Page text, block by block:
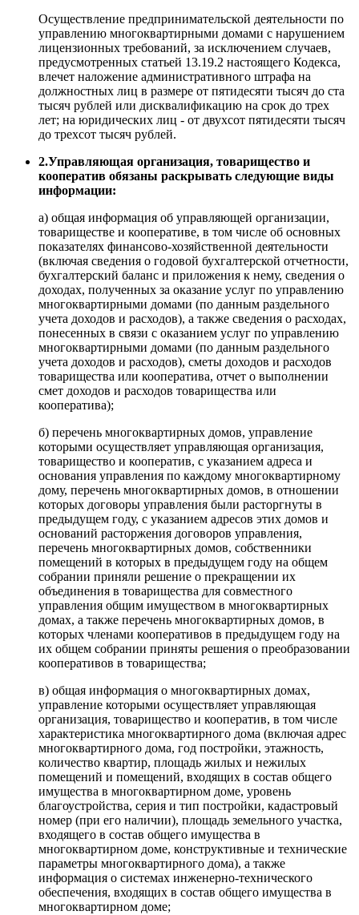
Осуществление предпринимательской деятельности по
управлению многоквартирными домами с нарушением
лицензионных требований, за исключением случаев,
предусмотренных статьей 13.19.2 настоящего Кодекса,
влечет наложение административного штрафа на
должностных лиц в размере от пятидесяти тысяч до ста
тысяч рублей или дисквалификацию на срок до трех
лет; на юридических лиц - от двухсот пятидесяти тысяч
до трехсот тысяч рублей.
2.Управляющая организация, товарищество и
кооператив обязаны раскрывать следующие виды
информации:
а) общая информация об управляющей организации,
товариществе и кооперативе, в том числе об основных
показателях финансово-хозяйственной деятельности
(включая сведения о годовой бухгалтерской отчетности,
бухгалтерский баланс и приложения к нему, сведения о
доходах, полученных за оказание услуг по управлению
многоквартирными домами (по данным раздельного
учета доходов и расходов), а также сведения о расходах,
понесенных в связи с оказанием услуг по управлению
многоквартирными домами (по данным раздельного
учета доходов и расходов), сметы доходов и расходов
товарищества или кооператива, отчет о выполнении
смет доходов и расходов товарищества или
кооператива);
б) перечень многоквартирных домов, управление
которыми осуществляет управляющая организация,
товарищество и кооператив, с указанием адреса и
основания управления по каждому многоквартирному
дому, перечень многоквартирных домов, в отношении
которых договоры управления были расторгнуты в
предыдущем году, с указанием адресов этих домов и
оснований расторжения договоров управления,
перечень многоквартирных домов, собственники
помещений в которых в предыдущем году на общем
собрании приняли решение о прекращении их
объединения в товарищества для совместного
управления общим имуществом в многоквартирных
домах, а также перечень многоквартирных домов, в
которых членами кооперативов в предыдущем году на
их общем собрании приняты решения о преобразовании
кооперативов в товарищества;
в) общая информация о многоквартирных домах,
управление которыми осуществляет управляющая
организация, товарищество и кооператив, в том числе
характеристика многоквартирного дома (включая адрес
многоквартирного дома, год постройки, этажность,
количество квартир, площадь жилых и нежилых
помещений и помещений, входящих в состав общего
имущества в многоквартирном доме, уровень
благоустройства, серия и тип постройки, кадастровый
номер (при его наличии), площадь земельного участка,
входящего в состав общего имущества в
многоквартирном доме, конструктивные и технические
параметры многоквартирного дома), а также
информация о системах инженерно-технического
обеспечения, входящих в состав общего имущества в
многоквартирном доме;